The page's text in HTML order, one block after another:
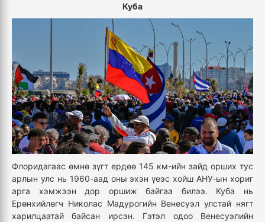
Куба
Флоридагаас өмнө зүгт ердөө 145 км-ийн зайд орших тус
арлын улс нь 1960-аад оны эхэн үеэс хойш АНУ-ын хориг
арга хэмжээн дор оршиж байгаа билээ. Куба нь
Ерөнхийлөгч Николас Мадурогийн Венесуэл улстай нягт
харилцаатай байсан ирсэн. Гэтэл одоо Венесуэлийн